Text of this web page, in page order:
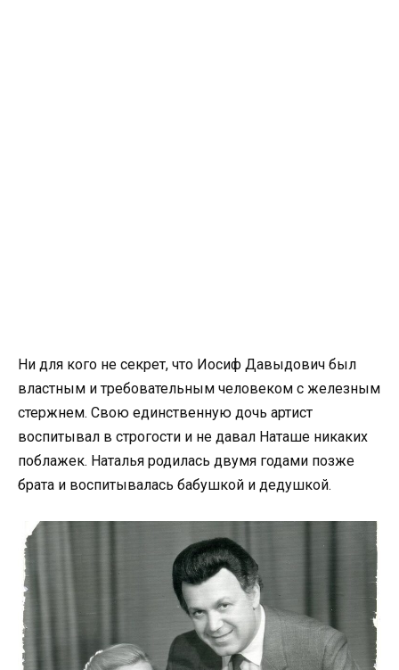
Ни для кого не секрет, что Иосиф Давыдович был
властным и требовательным человеком с железным
стержнем. Свою единственную дочь артист
воспитывал в строгости и не давал Наташе никаких
поблажек. Наталья родилась двумя годами позже
брата и воспитывалась бабушкой и дедушкой.